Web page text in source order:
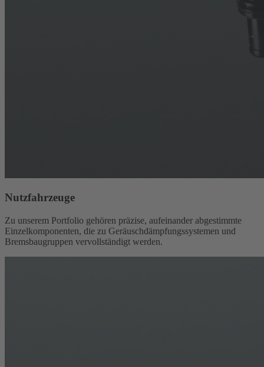
Nutzfahrzeuge
Zu unserem Portfolio gehören präzise, aufeinander abgestimmte
Einzelkomponenten, die zu Geräuschdämpfungssystemen und
Bremsbaugruppen vervollständigt werden.